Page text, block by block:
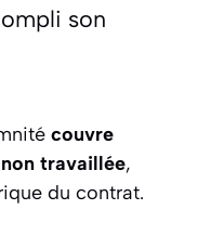
son
couvre
travaillée,
du contrat.